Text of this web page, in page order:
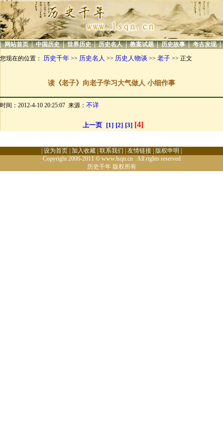
| 网站首页 | 中国历史 | 世界历史 | 历史名人 | 教案试题 | 历史故事 | 考古发现 |
您现在的位置： 历史千年 >> 历史名人 >> 历史人物谈 >> 老子 >> 正文
读《老子》向老子学习大气做人 小细作事
时间：2012-4-10 20:25:07 来源： 不详
上一页 [1] [2] [3] [4]
设为首页 加入收藏 联系我们 友情链接 版权申明
Copyright 2006-2011 © www.lsqn.cn All rights reserved
历史千年版权所有